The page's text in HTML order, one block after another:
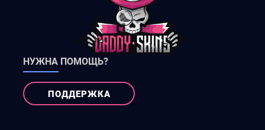
НУЖНА ПОМОЩЬ?
ПОДДЕРЖКА